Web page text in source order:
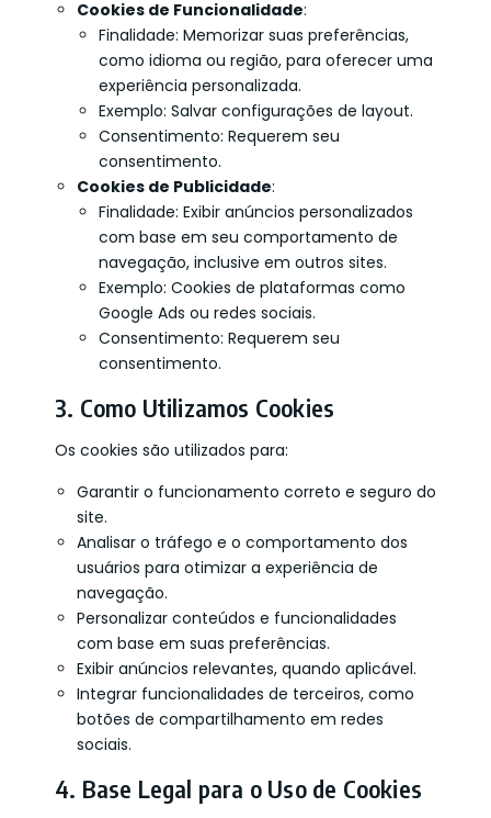
Cookies de Funcionalidade:
Finalidade: Memorizar suas preferências,
como idioma ou região, para oferecer uma
experiência personalizada.
Exemplo: Salvar configurações de layout.
Consentimento: Requerem seu
consentimento.
Cookies de Publicidade:
Finalidade: Exibir anúncios personalizados
com base em seu comportamento de
navegação, inclusive em outros sites.
Exemplo: Cookies de plataformas como
Google Ads ou redes sociais.
Consentimento: Requerem seu
consentimento.
3. Como Utilizamos Cookies
Os cookies são utilizados para:
Garantir o funcionamento correto e seguro do
site.
Analisar o tráfego e o comportamento dos
usuários para otimizar a experiência de
navegação.
Personalizar conteúdos e funcionalidades
com base em suas preferências.
Exibir anúncios relevantes, quando aplicável.
Integrar funcionalidades de terceiros, como
botões de compartilhamento em redes
sociais.
4. Base Legal para o Uso de Cookies